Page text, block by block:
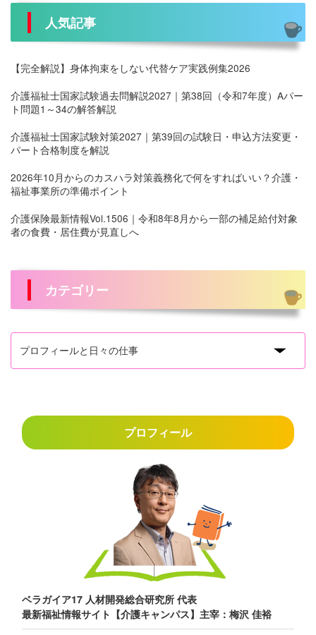
人気記事
【完全解説】身体拘束をしない代替ケア実践例集2026
介護福祉士国家試験過去問解説2027｜第38回（令和7年度）Aパー
ト問題1～34の解答解説
介護福祉士国家試験対策2027｜第39回の試験日・申込方法変更・
パート合格制度を解説
2026年10月からのカスハラ対策義務化で何をすればいい？介護・
福祉事業所の準備ポイント
介護保険最新情報Vol.1506｜令和8年8月から一部の補足給付対象
者の食費・居住費が見直しへ
カテゴリー
プロフィール
ベラガイア17 人材開発総合研究所 代表
最新福祉情報サイト【介護キャンパス】主宰：梅沢 佳裕